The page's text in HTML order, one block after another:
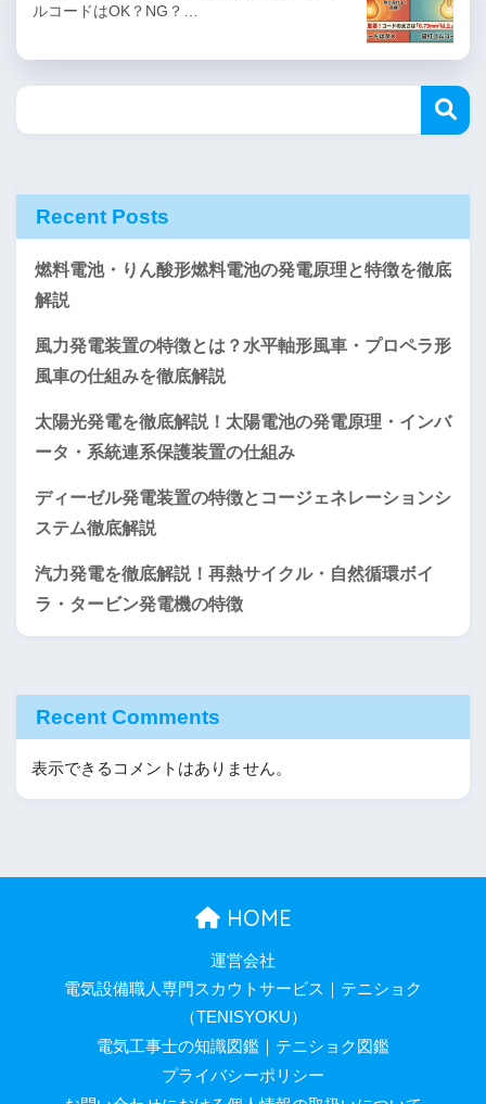
ルコードはOK？NG？…
Recent Posts
燃料電池・りん酸形燃料電池の発電原理と特徴を徹底
解説
風力発電装置の特徴とは？水平軸形風車・プロペラ形
風車の仕組みを徹底解説
太陽光発電を徹底解説！太陽電池の発電原理・インバ
ータ・系統連系保護装置の仕組み
ディーゼル発電装置の特徴とコージェネレーションシ
ステム徹底解説
汽力発電を徹底解説！再熱サイクル・自然循環ボイ
ラ・タービン発電機の特徴
Recent Comments
表示できるコメントはありません。
HOME
運営会社
電気設備職人専門スカウトサービス｜テニショク
（TENISYOKU）
電気工事士の知識図鑑｜テニショク図鑑
プライバシーポリシー